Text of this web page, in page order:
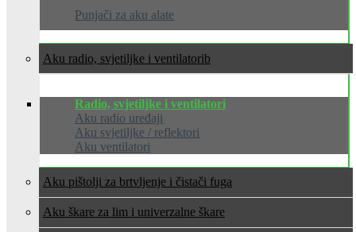
Punjači za aku alate
Aku radio, svjetiljke i ventilatori
Radio, svjetiljke i ventilatori
Aku radio uređaji
Aku svjetiljke / reflektori
Aku ventilatori
Aku pištolji za brtvljenje i čistači fuga
Aku škare za lim i univerzalne škare